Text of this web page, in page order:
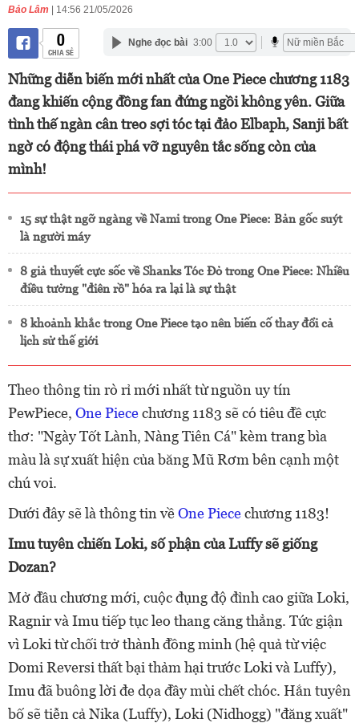
Bảo Lâm | 14:56 21/05/2026
0
CHIA SẺ
Nghe đọc bài 3:00
Những diễn biến mới nhất của One Piece chương 1183
đang khiến cộng đồng fan đứng ngồi không yên. Giữa
tình thế ngàn cân treo sợi tóc tại đảo Elbaph, Sanji bất
ngờ có động thái phá vỡ nguyên tắc sống còn của
mình!
15 sự thật ngỡ ngàng về Nami trong One Piece: Bản gốc suýt
là người máy
8 giả thuyết cực sốc về Shanks Tóc Đỏ trong One Piece: Nhiều
điều tưởng "điên rồ" hóa ra lại là sự thật
8 khoảnh khắc trong One Piece tạo nên biến cố thay đổi cả
lịch sử thế giới
Theo thông tin rò rỉ mới nhất từ nguồn uy tín
PewPiece, One Piecechương 1183 sẽ có tiêu đề cực
thơ: "Ngày Tốt Lành, Nàng Tiên Cá" kèm trang bìa
màu là sự xuất hiện của băng Mũ Rơm bên cạnh một
chú voi.
Dưới đây sẽ là thông tin vềOne Piecechương 1183!
Imu tuyên chiến Loki, số phận của Luffy sẽ giống
Dozan?
Mở đầu chương mới, cuộc đụng độ đỉnh cao giữa Loki,
Ragnir và Imu tiếp tục leo thang căng thẳng. Tức giận
vì Loki từ chối trở thành đồng minh (hệ quả từ việc
Domi Reversi thất bại thảm hại trước Loki và Luffy),
Imu đã buông lời đe dọa đầy mùi chết chóc. Hắn tuyên
bố sẽ tiễn cả Nika (Luffy), Loki (Nidhogg) "đăng xuất"